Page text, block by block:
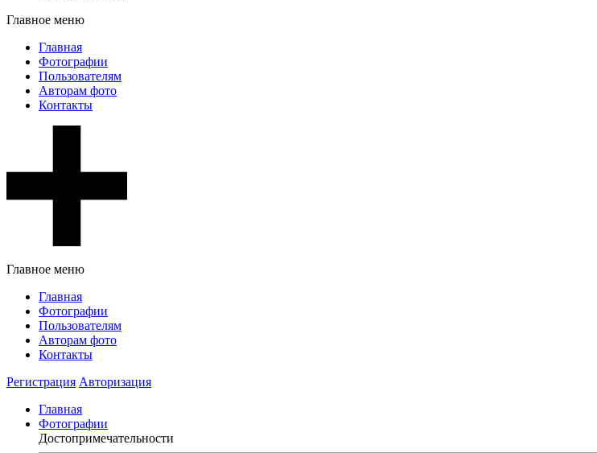
Главное меню
Главная
Фотографии
Пользователям
Авторам фото
Контакты
Главное меню
Главная
Фотографии
Пользователям
Авторам фото
Контакты
Регистрация Авторизация
Главная
Фотографии
Достопримечательности